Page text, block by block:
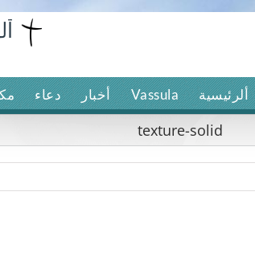
ألرئيسية Vassula أخبار دعاء
texture-solid